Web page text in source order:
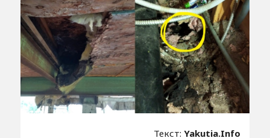
Текст:Yakutia.Info